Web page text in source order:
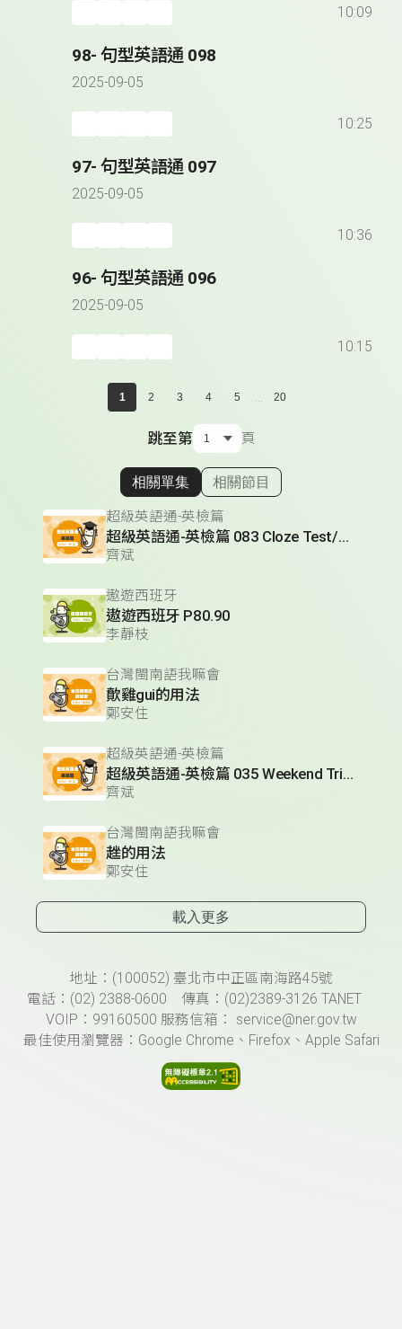
10:09
98- 句型英語通 098
2025-09-05
10:25
97- 句型英語通 097
2025-09-05
10:36
96- 句型英語通 096
2025-09-05
10:15
1 2 3 4 5 ... 20
跳至第 頁
顯示相關單集
相關單集 相關節目
超級英語通-英檢篇
超級英語通-英檢篇 083 Cloze Test/段落填空-13
齊斌
遨遊西班牙
遨遊西班牙 P80.90
李靜枝
台灣閩南語我嘛會
歕雞gui的用法
鄭安住
超級英語通-英檢篇
超級英語通-英檢篇 035 Weekend Trip- 週末旅遊
齊斌
台灣閩南語我嘛會
趖的用法
鄭安住
載入更多
頁尾資訊地址：(100052) 臺北市中正區南海路45號
電話：(02) 2388-0600 傳真：(02)2389-3126 TANET
VOIP：99160500 服務信箱： service@ner.gov.tw
最佳使用瀏覽器：Google Chrome、Firefox、Apple Safari